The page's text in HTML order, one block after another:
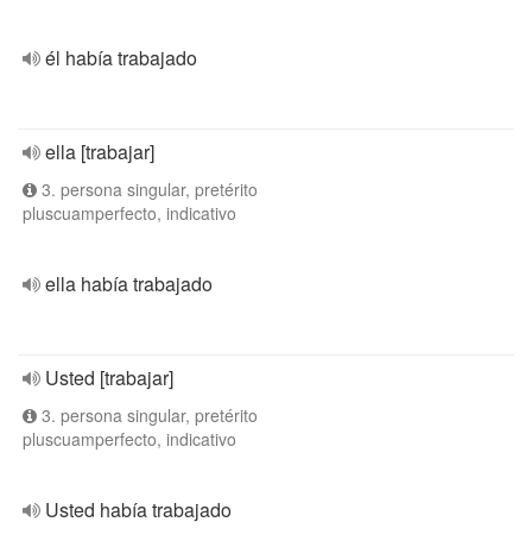
él había trabajado
ella [trabajar]
3. persona singular, pretérito
pluscuamperfecto, indicativo
ella había trabajado
Usted [trabajar]
3. persona singular, pretérito
pluscuamperfecto, indicativo
Usted había trabajado